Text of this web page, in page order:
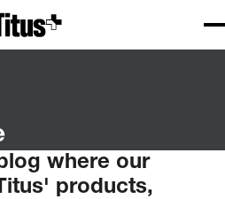
where our
products,